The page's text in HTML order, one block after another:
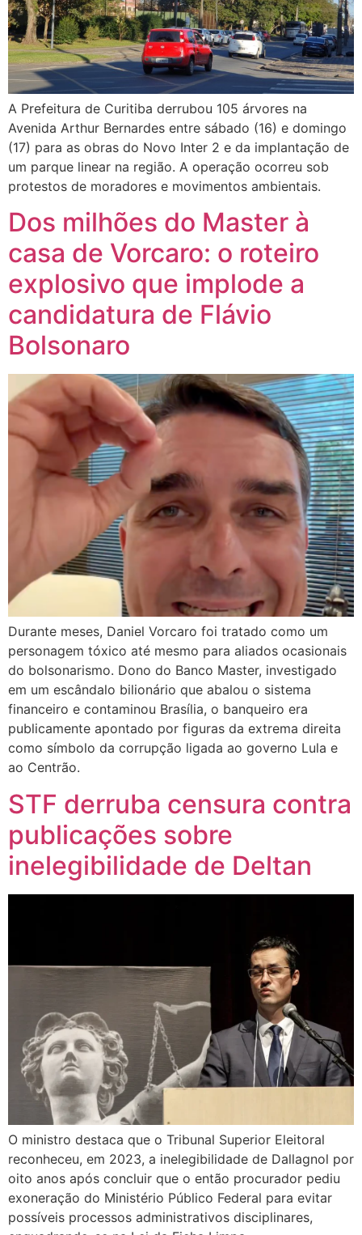
A Prefeitura de Curitiba derrubou 105 árvores na
Avenida Arthur Bernardes entre sábado (16) e domingo
(17) para as obras do Novo Inter 2 e da implantação de
um parque linear na região. A operação ocorreu sob
protestos de moradores e movimentos ambientais.
Dos milhões do Master à
casa de Vorcaro: o roteiro
explosivo que implode a
candidatura de Flávio
Bolsonaro
Durante meses, Daniel Vorcaro foi tratado como um
personagem tóxico até mesmo para aliados ocasionais
do bolsonarismo. Dono do Banco Master, investigado
em um escândalo bilionário que abalou o sistema
financeiro e contaminou Brasília, o banqueiro era
publicamente apontado por figuras da extrema direita
como símbolo da corrupção ligada ao governo Lula e
ao Centrão.
STF derruba censura contra
publicações sobre
inelegibilidade de Deltan
O ministro destaca que o Tribunal Superior Eleitoral
reconheceu, em 2023, a inelegibilidade de Dallagnol por
oito anos após concluir que o então procurador pediu
exoneração do Ministério Público Federal para evitar
possíveis processos administrativos disciplinares,